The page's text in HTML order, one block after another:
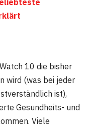
10 die bisher
wird (was bei jeder
ist),
Gesundheits- und
Viele